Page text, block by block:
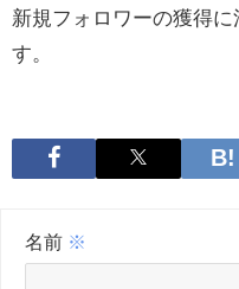
新規フォロワーの獲得
す。
名前 ※